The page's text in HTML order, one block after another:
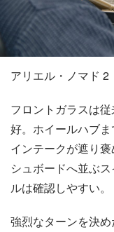
アリエル・ノマド 2
フロントガラスは
好。ホイールハブ
インテークが遮り
シュボードへ並ぶ
ルは確認しやすい。
強烈なターンを決